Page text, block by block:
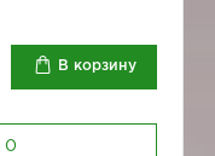
В корзину
0